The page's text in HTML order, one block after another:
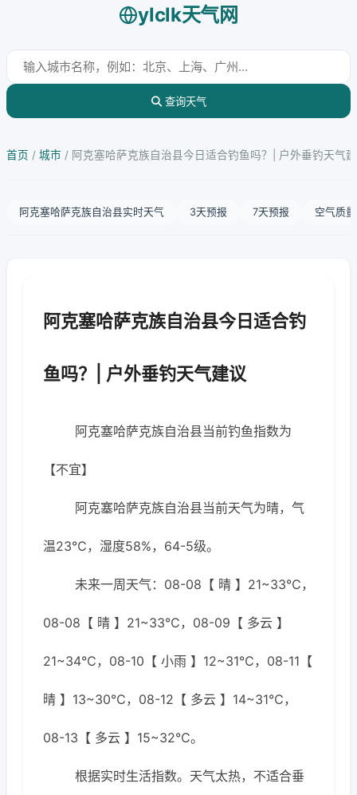
ylclk天气网
查询天气
首页 / 城市 / 阿克塞哈萨克族自治县今日适合钓鱼吗？| 户外垂钓天气
阿克塞哈萨克族自治县实时天气 3天预报 7天预报 空气质量
阿克塞哈萨克族自治县今日适合钓
鱼吗？| 户外垂钓天气建议
阿克塞哈萨克族自治县当前钓鱼指数为
【不宜】
阿克塞哈萨克族自治县当前天气为晴，气
温23℃，湿度58%，64-5级。
未来一周天气：08-08【 晴 】21~33℃，
08-08【 晴 】21~33℃，08-09【 多云 】
21~34℃，08-10【 小雨 】12~31℃，08-11【
晴 】13~30℃，08-12【 多云 】14~31℃，
08-13【 多云 】15~32℃。
根据实时生活指数。天气太热，不适合垂